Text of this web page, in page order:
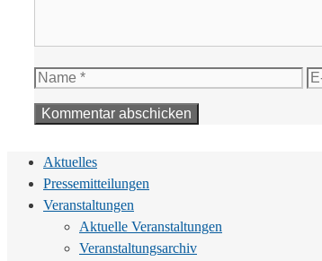
Name
E-
Aktuelles
Pressemitteilungen
Veranstaltungen
Aktuelle Veranstaltungen
Veranstaltungsarchiv